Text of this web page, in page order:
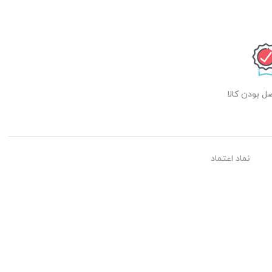
بودن کالا
نماد اعتماد